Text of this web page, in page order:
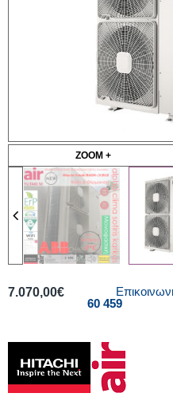
ZOOM +
7.070,00€
60 459